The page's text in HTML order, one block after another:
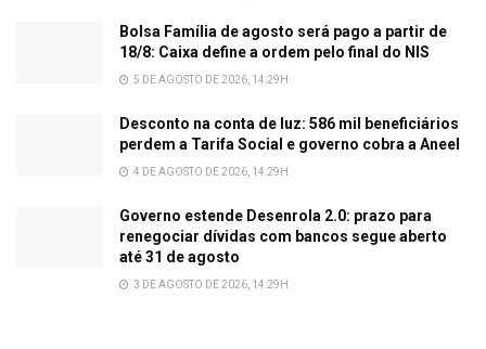
Bolsa Família de agosto será pago a partir de
18/8: Caixa define a ordem pelo final do NIS
5 DE AGOSTO DE 2026, 14:29H
Desconto na conta de luz: 586 mil beneficiários
perdem a Tarifa Social e governo cobra a Aneel
4 DE AGOSTO DE 2026, 14:29H
Governo estende Desenrola 2.0: prazo para
renegociar dívidas com bancos segue aberto
até 31 de agosto
3 DE AGOSTO DE 2026, 14:29H